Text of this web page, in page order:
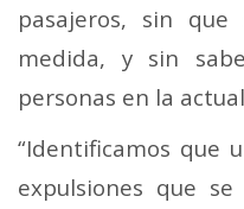
pasajeros, sin
medida, y sin
personas en la
“Identificamos que
expulsiones que